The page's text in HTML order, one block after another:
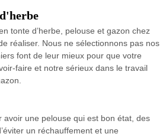
tonte d’herbe, pelouse et gazon chez
réaliser. Nous ne sélectionnons pas nos
font de leur mieux pour que votre
faire et notre sérieux dans le travail
avoir une pelouse qui est bon état, des
un réchauffement et une